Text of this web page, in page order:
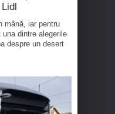
mână, iar pentru
dintre alegerile
despre un desert